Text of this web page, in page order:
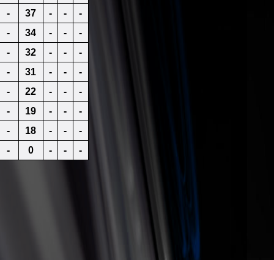
-
37 - -
-
-
34 - -
-
-
32 - -
-
-
31 - -
-
-
22 - -
-
-
19 - -
-
-
18 - -
-
-
0 - - -